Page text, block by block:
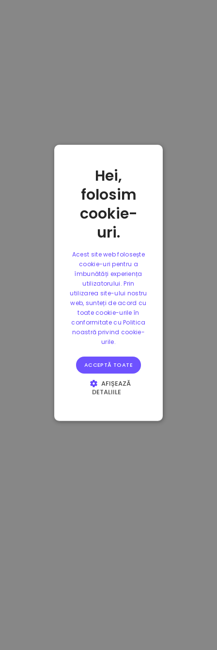
Hei,
folosim
cookie-
uri.
Acest site web folosește
cookie-uri pentru a
îmbunătăți experiența
utilizatorului. Prin
utilizarea site-ului nostru
web, sunteți de acord cu
toate cookie-urile în
conformitate cu Politica
noastră privind cookie-
urile.
ACCEPTĂ TOATE
AFIȘEAZĂ
DETALIILE